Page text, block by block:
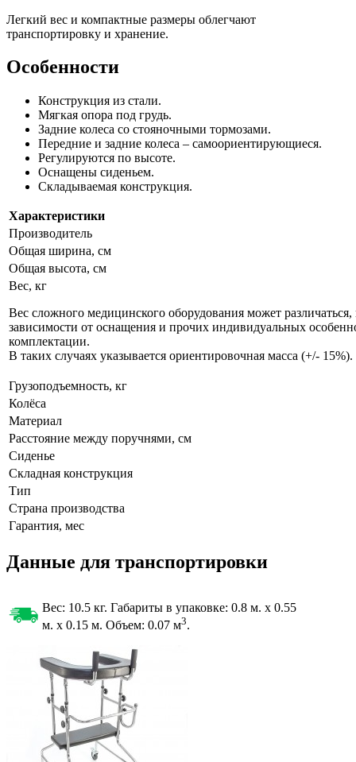
Легкий вес и компактные размеры облегчают
транспортировку и хранение.
Особенности
Конструкция из стали.
Мягкая опора под грудь.
Задние колеса со стояночными тормозами.
Передние и задние колеса – самоориентирующиеся.
Регулируются по высоте.
Оснащены сиденьем.
Складываемая конструкция.
Характеристики
Производитель
Общая ширина, см
Общая высота, см
Вес, кг
Вес сложного медицинского оборудования может различаться,
зависимости от оснащения и прочих индивидуальных
комплектации.
В таких случаях указывается ориентировочная масса (+/- 15%).
Грузоподъемность, кг
Колёса
Материал
Расстояние между поручнями, см
Сиденье
Складная конструкция
Тип
Страна производства
Гарантия, мес
Данные для транспортировки
Вес: 10.5 кг. Габариты в упаковке: 0.8 м. x 0.55
м. x 0.15 м. Объем: 0.07 м3.